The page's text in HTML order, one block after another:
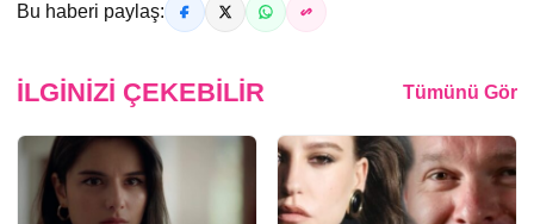
Bu haberi paylaş:
İLGINIZI ÇEKEBILIR Tümünü Gör